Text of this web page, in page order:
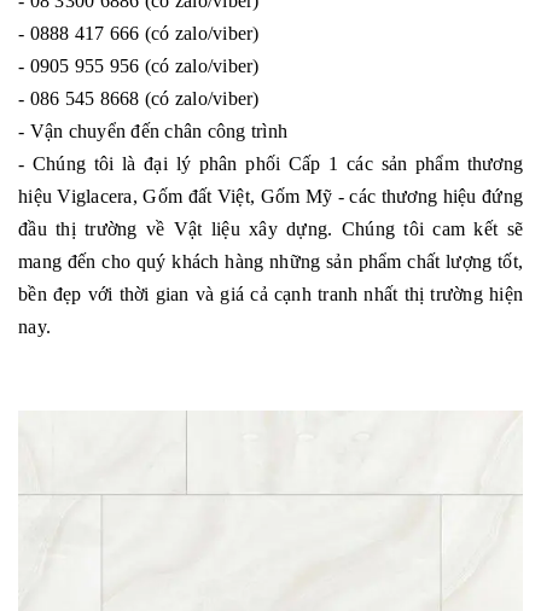
- 0888 417 666 (có zalo/viber)
- 0905 955 956 (có zalo/viber)
- 086 545 8668 (có zalo/viber)
- Vận chuyển đến chân công trình
- Chúng tôi là đại lý phân phối Cấp 1 các sản phẩm thương
hiệu Viglacera, Gốm đất Việt, Gốm Mỹ - các thương hiệu đứng
đầu thị trường về Vật liệu xây dựng. Chúng tôi cam kết sẽ
mang đến cho quý khách hàng những sản phẩm chất lượng tốt,
bền đẹp với thời gian và giá cả cạnh tranh nhất thị trường hiện
nay.